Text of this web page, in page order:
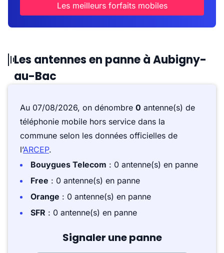
Les meilleurs forfaits mobiles
Les antennes en panne à Aubigny-
au-Bac
Au 07/08/2026, on dénombre 0 antenne(s) de
téléphonie mobile hors service dans la
commune selon les données officielles de
l’ARCEP.
Bouygues Telecom : 0 antenne(s) en panne
Free : 0 antenne(s) en panne
Orange : 0 antenne(s) en panne
SFR : 0 antenne(s) en panne
Signaler une panne